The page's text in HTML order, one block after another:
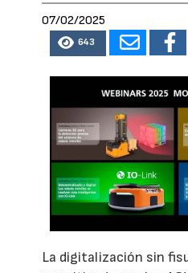
07/02/2025
643
La digitalización sin